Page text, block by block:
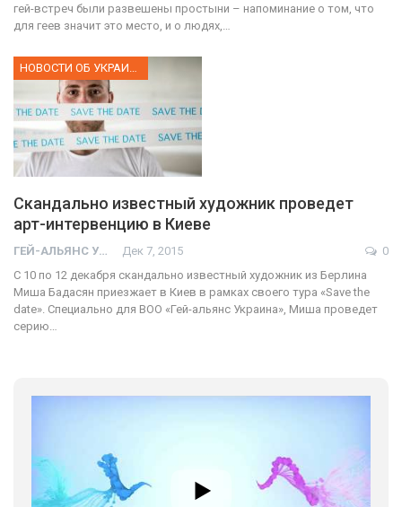
гей-встреч были развешены простыни – напоминание о том, что
для геев значит это место, и о людях,…
НОВОСТИ ОБ УКРАИНЕ
Скандально известный художник проведет
арт-интервенцию в Киеве
ГЕЙ-АЛЬЯНС УКРАИНА Дек 7, 2015
0
С 10 по 12 декабря скандально известный художник из Берлина
Миша Бадасян приезжает в Киев в рамках своего тура «Save the
date». Специально для ВОО «Гей-альянс Украина», Миша проведет
серию…